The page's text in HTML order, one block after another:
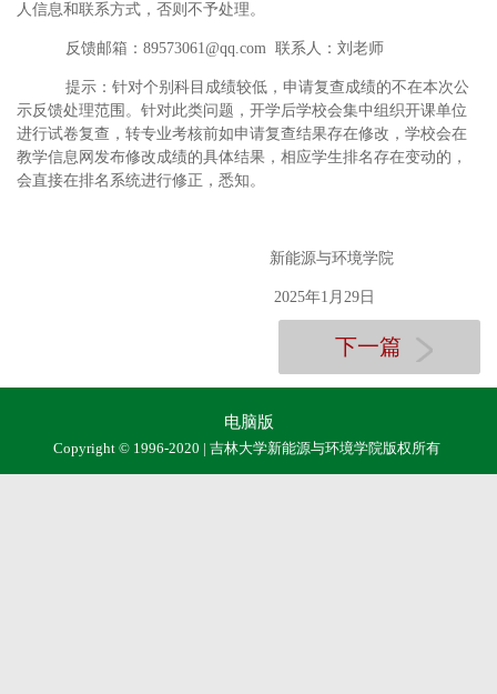
人信息和联系方式，否则不予处理。
反馈邮箱：89573061@qq.com 联系人：刘老师
提示：针对个别科目成绩较低，申请复查成绩的不在本次公
示反馈处理范围。针对此类问题，开学后学校会集中组织开课单位
进行试卷复查，转专业考核前如申请复查结果存在修改，学校会在
教学信息网发布修改成绩的具体结果，相应学生排名存在变动的，
会直接在排名系统进行修正，悉知。
新能源与环境学院
2025年1月29日
下一篇
电脑版
Copyright © 1996-2020 | 吉林大学新能源与环境学院版权所有